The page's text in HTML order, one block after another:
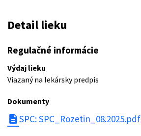
Detail lieku
Regulačné informácie
Výdaj lieku
Viazaný na lekársky predpis
Dokumenty
descriptionSPC: SPC_Rozetin_08.2025.pdf